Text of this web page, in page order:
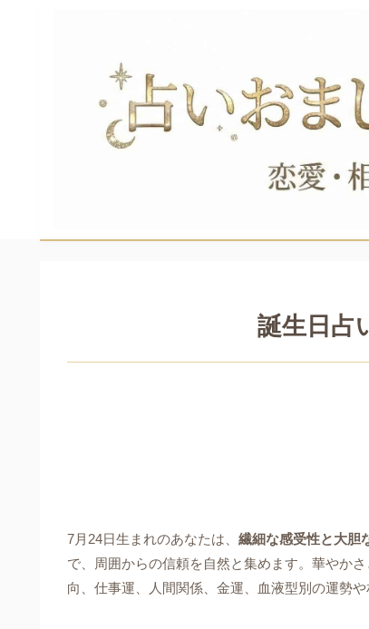
誕生日占
7月24日生まれのあなたは、 繊細な感受性と大胆
で、周囲からの信頼を自然と集めます。華やか
向、仕事運、人間関係、金運、血液型別の運勢